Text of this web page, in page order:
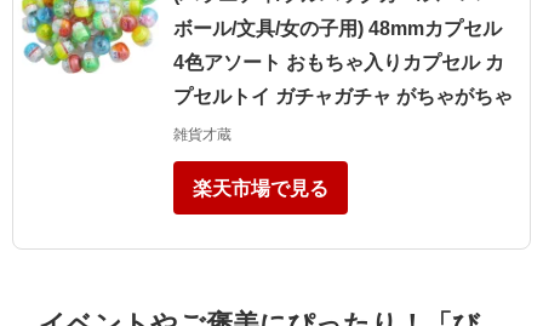
ボール/文具/女の子用) 48mmカプセル
4色アソート おもちゃ入りカプセル カ
プセルトイ ガチャガチャ がちゃがちゃ
雑貨才蔵
楽天市場で見る